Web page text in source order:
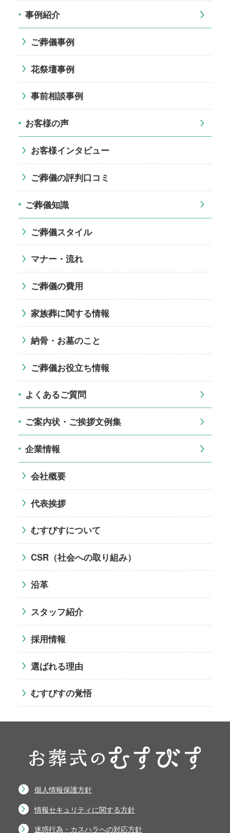
事例紹介
ご葬儀事例
花祭壇事例
事前相談事例
お客様の声
お客様インタビュー
ご葬儀の評判口コミ
ご葬儀知識
ご葬儀スタイル
マナー・流れ
ご葬儀の費用
家族葬に関する情報
納骨・お墓のこと
ご葬儀お役立ち情報
よくあるご質問
ご案内状・ご挨拶文例集
企業情報
会社概要
代表挨拶
むすびすについて
CSR（社会への取り組み）
沿革
スタッフ紹介
採用情報
選ばれる理由
むすびすの覚悟
個人情報保護方針
情報セキュリティに関する方針
迷惑行為・カスハラへの対応方針